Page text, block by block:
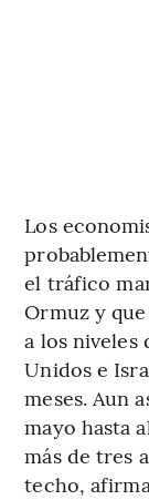
Los
el tráfico
Ormuz y
a los niveles
Unidos e
meses. Aun
mayo hasta
más de tres
techo,